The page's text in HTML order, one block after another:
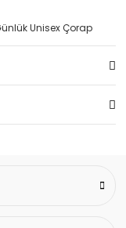
Unisex Çorap